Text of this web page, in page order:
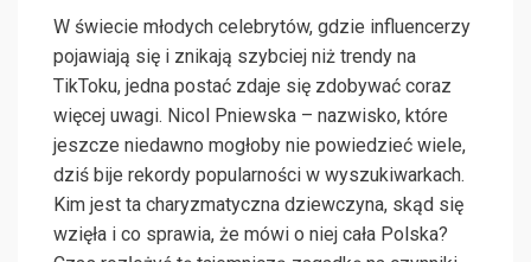
W świecie młodych celebrytów, gdzie influencerzy
pojawiają się i znikają szybciej niż trendy na
TikToku, jedna postać zdaje się zdobywać coraz
więcej uwagi. Nicol Pniewska – nazwisko, które
jeszcze niedawno mogłoby nie powiedzieć wiele,
dziś bije rekordy popularności w wyszukiwarkach.
Kim jest ta charyzmatyczna dziewczyna, skąd się
wzięła i co sprawia, że mówi o niej cała Polska?